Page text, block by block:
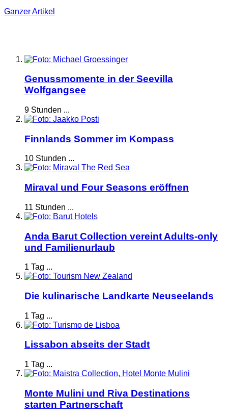
GanzerArtikel
Genussmomente in der Seevilla
Wolfgangsee
9 Stunden ...
Finnlands Sommer im Kompass
10 Stunden ...
Miraval und Four Seasons eröffnen
11 Stunden ...
Anda Barut Collection vereint Adults-only
und Familienurlaub
1 Tag ...
Die kulinarische Landkarte Neuseelands
1 Tag ...
Lissabon abseits der Stadt
1 Tag ...
Monte Mulini und Riva Destinations
starten Partnerschaft